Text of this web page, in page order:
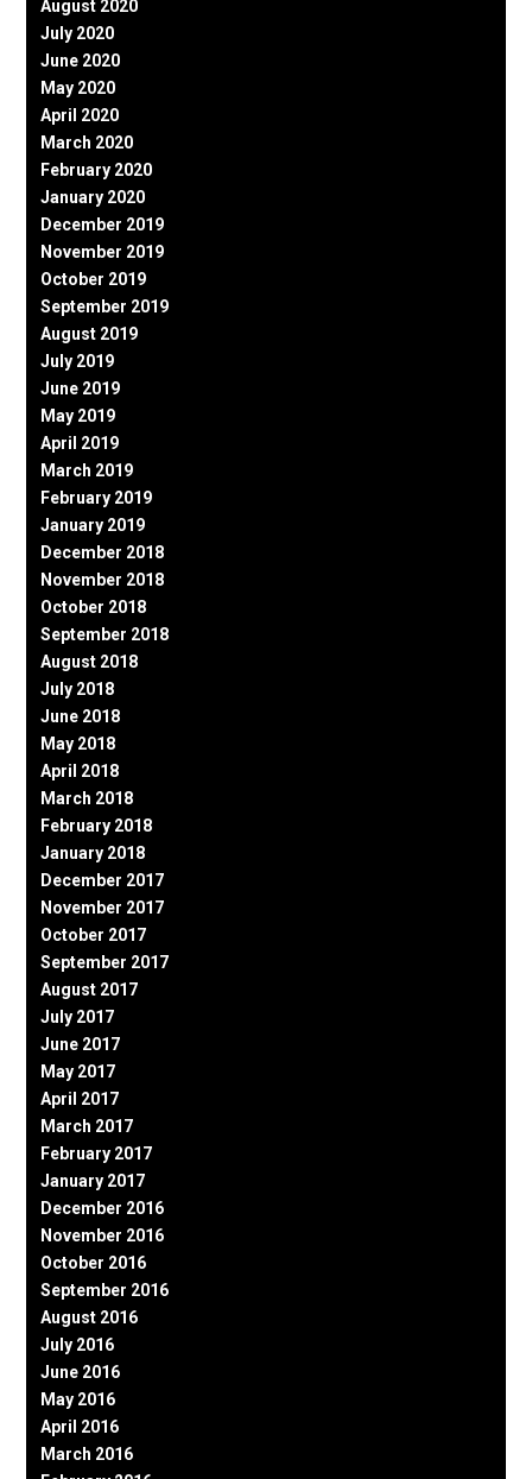
August 2020
July 2020
June 2020
May 2020
April 2020
March 2020
February 2020
January 2020
December 2019
November 2019
October 2019
September 2019
August 2019
July 2019
June 2019
May 2019
April 2019
March 2019
February 2019
January 2019
December 2018
November 2018
October 2018
September 2018
August 2018
July 2018
June 2018
May 2018
April 2018
March 2018
February 2018
January 2018
December 2017
November 2017
October 2017
September 2017
August 2017
July 2017
June 2017
May 2017
April 2017
March 2017
February 2017
January 2017
December 2016
November 2016
October 2016
September 2016
August 2016
July 2016
June 2016
May 2016
April 2016
March 2016